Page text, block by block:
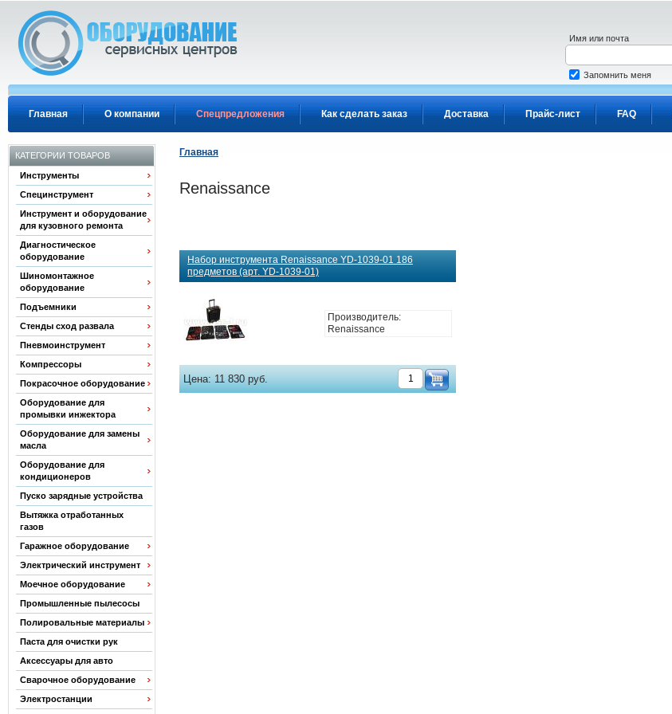
Главная О компании Спецпредложения Как сделать заказ Доставка Прайс-лист FAQ
Имя или почта
Запомнить меня
КАТЕГОРИИ ТОВАРОВ
Инструменты
Специнструмент
Инструмент и оборудование
для кузовного ремонта
Диагностическое
оборудование
Шиномонтажное
оборудование
Подъемники
Стенды сход развала
Пневмоинструмент
Компрессоры
Покрасочное оборудование
Оборудование для
промывки инжектора
Оборудование для замены
масла
Оборудование для
кондиционеров
Пуско зарядные устройства
Вытяжка отработанных
газов
Гаражное оборудование
Электрический инструмент
Моечное оборудование
Промышленные пылесосы
Полировальные материалы
Паста для очистки рук
Аксессуары для авто
Сварочное оборудование
Электростанции
Главная
Renaissance
Набор инструмента Renaissance YD-1039-01 186
предметов (арт. YD-1039-01)
Производитель:
Renaissance
Цена:11 830 руб.